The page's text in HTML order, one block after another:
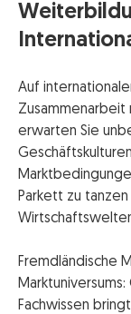
Auf
Zusammenarbeit
erwarten Sie
Parkett zu
Fremdländische
Fachwissen